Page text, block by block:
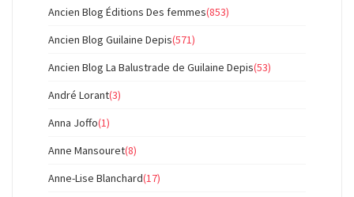
Ancien Blog Éditions Des femmes(853)
Ancien Blog Guilaine Depis(571)
Ancien Blog La Balustrade de Guilaine Depis(53)
André Lorant(3)
Anna Joffo(1)
Anne Mansouret(8)
Anne-Lise Blanchard(17)